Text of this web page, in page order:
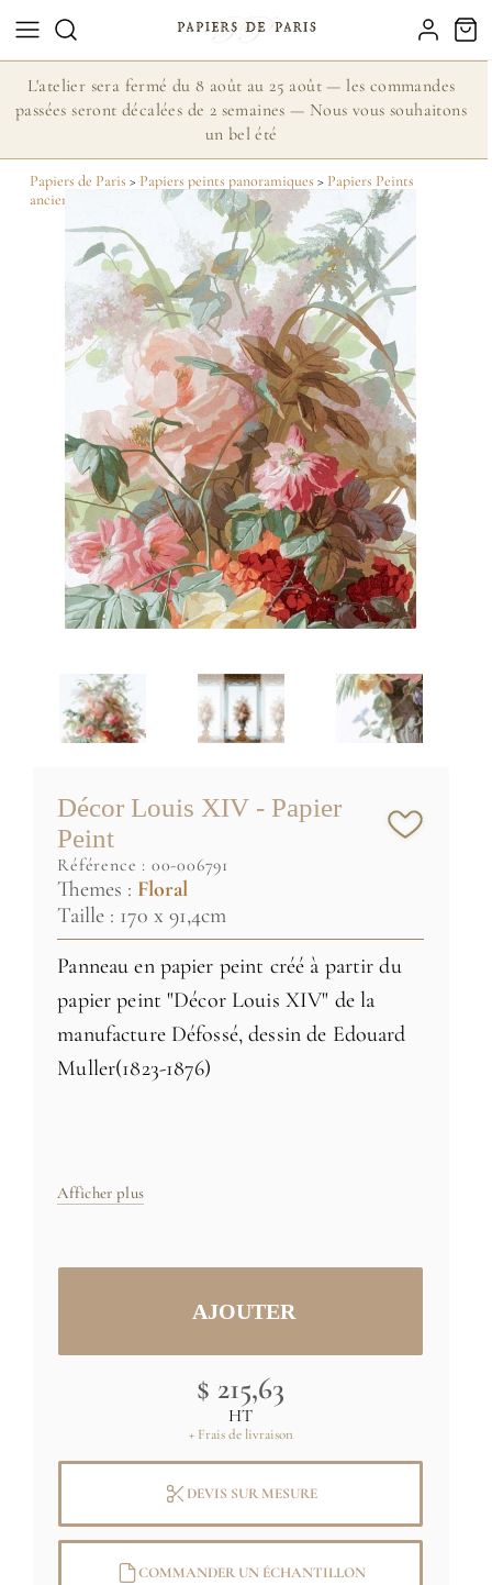
L'atelier sera fermé du 8 août au 25 août — les commandes
passées seront décalées de 2 semaines — Nous vous souhaitons
un bel été
Papiers de Paris > Papiers peints panoramiques > Papiers Peints
anciens
Décor Louis XIV - Papier
Peint
référence : 00-006791
Themes : Floral
Taille : 170 x 91,4cm
Panneau en papier peint créé à partir du
papier peint "Décor Louis XIV" de la
manufacture Défossé, dessin de Edouard
Muller(1823-1876)
Fabriqué en France
Taille: H 170cm x L 91,4cm - livré en 1 lè
de 91 cm de largeur
Tailles et couleurs spécifiques
musée d'Orsay) / Hervé Lewandowski
Afficher plus
$ 215,63
HT
+ Frais de livraison
DEVIS SUR MESURE
COMMANDER UN ÉCHANTILLON